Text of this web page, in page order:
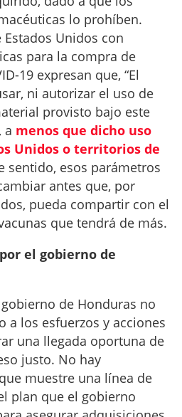
lo prohíben.
Unidos con
para la compra de
19 expresan que, “El
ni autorizar el uso de
provisto bajo este
a menos que dicho uso
Unidos o territorios de
sentido, esos parámetros
antes que, por
pueda compartir con el
que tendrá de más.
el gobierno de
de Honduras no
a los esfuerzos y acciones
una llegada oportuna de
justo. No hay
muestre una línea de
plan que el gobierno